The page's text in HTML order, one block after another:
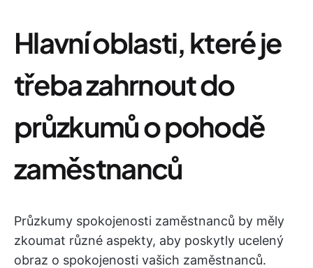
Hlavní oblasti, které je
třeba zahrnout do
průzkumů o pohodě
zaměstnanců
Průzkumy spokojenosti zaměstnanců by měly
zkoumat různé aspekty, aby poskytly ucelený
obraz o spokojenosti vašich zaměstnanců.